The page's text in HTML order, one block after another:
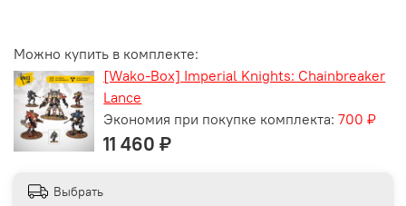
Выбрать
Можно купить в комплекте:
[Wako-Box] Imperial Knights: Chainbreaker
Lance
Экономия при покупке комплекта: 700 ₽
11 460 ₽